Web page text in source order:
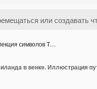
символов Т…